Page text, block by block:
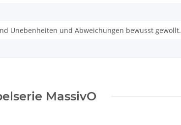
Unebenheiten und Abweichungen bewusst gewollt.
MassivO